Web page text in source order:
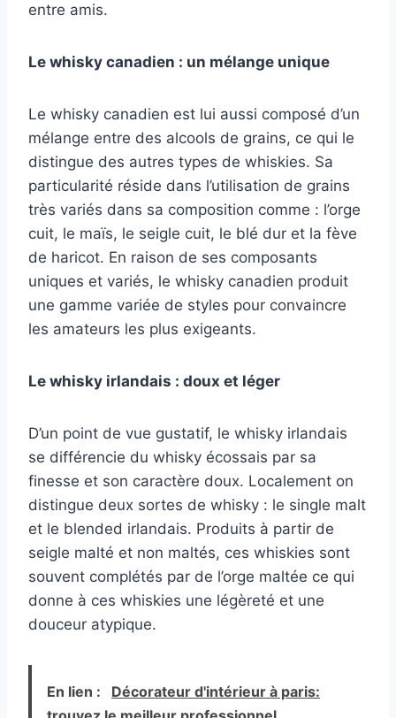
entre amis.
Le whisky canadien : un mélange unique
Le whisky canadien est lui aussi composé d’un
mélange entre des alcools de grains, ce qui le
distingue des autres types de whiskies. Sa
particularité réside dans l’utilisation de grains
très variés dans sa composition comme : l’orge
cuit, le maïs, le seigle cuit, le blé dur et la fève
de haricot. En raison de ses composants
uniques et variés, le whisky canadien produit
une gamme variée de styles pour convaincre
les amateurs les plus exigeants.
Le whisky irlandais : doux et léger
D’un point de vue gustatif, le whisky irlandais
se différencie du whisky écossais par sa
finesse et son caractère doux. Localement on
distingue deux sortes de whisky : le single malt
et le blended irlandais. Produits à partir de
seigle malté et non maltés, ces whiskies sont
souvent complétés par de l’orge maltée ce qui
donne à ces whiskies une légèreté et une
douceur atypique.
En lien :
Décorateur d'intérieur à paris: